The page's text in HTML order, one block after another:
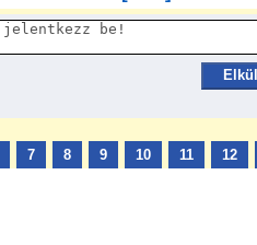
7 8 9 10 11 12